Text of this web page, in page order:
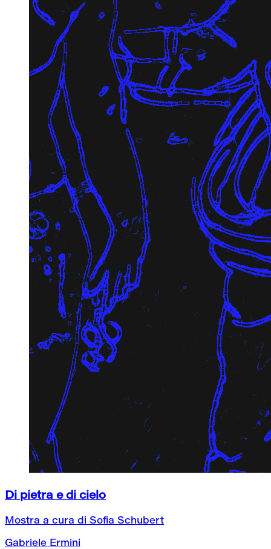
Di pietra e di cielo
Mostra a cura di Sofia Schubert
Gabriele Ermini